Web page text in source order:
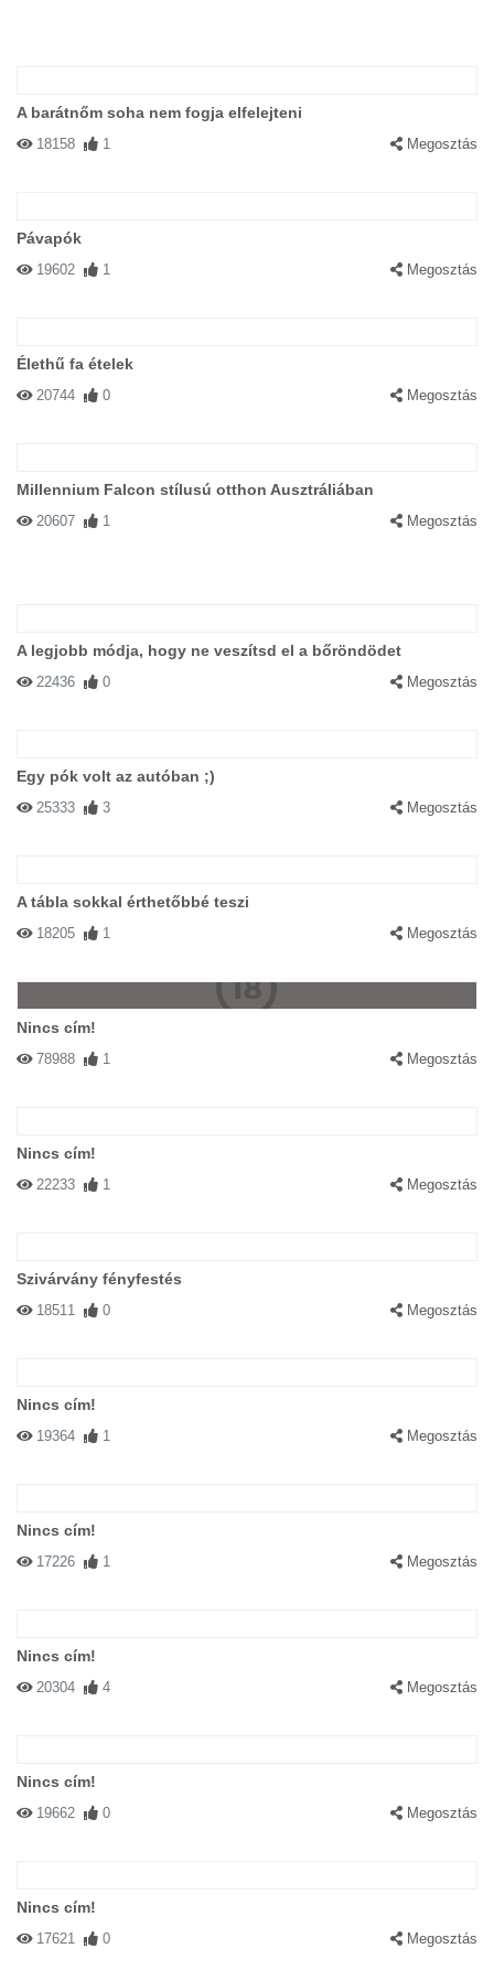
A barátnőm soha nem fogja elfelejteni
18158 1 Megosztás
Pávapók
19602 1 Megosztás
Élethű fa ételek
20744 0 Megosztás
Millennium Falcon stílusú otthon Ausztráliában
20607 1 Megosztás
A legjobb módja, hogy ne veszítsd el a bőröndödet
22436 0 Megosztás
Egy pók volt az autóban ;)
25333 3 Megosztás
A tábla sokkal érthetőbbé teszi
18205 1 Megosztás
Nincs cím!
78988 1 Megosztás
Nincs cím!
22233 1 Megosztás
Szivárvány fényfestés
18511 0 Megosztás
Nincs cím!
19364 1 Megosztás
Nincs cím!
17226 1 Megosztás
Nincs cím!
20304 4 Megosztás
Nincs cím!
19662 0 Megosztás
Nincs cím!
17621 0 Megosztás